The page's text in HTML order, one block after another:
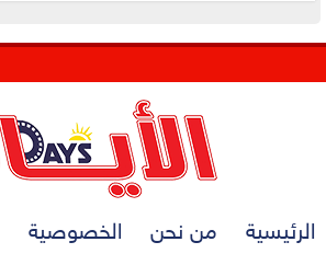
الرئيسية من نحن الخصوصية